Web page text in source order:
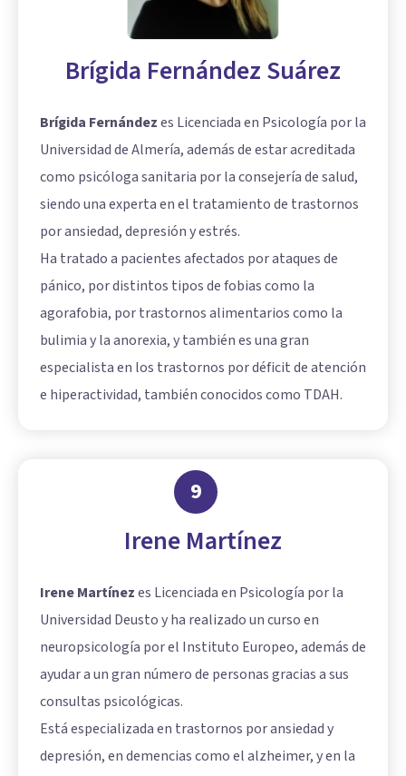
Brígida Fernández Suárez
Brígida Fernándezes Licenciada en Psicología por la
Universidad de Almería, además de estar acreditada
como psicóloga sanitaria por la consejería de salud,
siendo una experta en el tratamiento de trastornos
por ansiedad, depresión y estrés.
Ha tratado a pacientes afectados por ataques de
pánico, por distintos tipos de fobias como la
agorafobia, por trastornos alimentarios como la
bulimia y la anorexia, y también es una gran
especialista en los trastornos por déficit de atención
e hiperactividad, también conocidos como TDAH.
9
Irene Martínez
Irene Martínezes Licenciada en Psicología por la
Universidad Deusto y ha realizado un curso en
neuropsicología por el Instituto Europeo, además de
ayudar a un gran número de personas gracias a sus
consultas psicológicas.
Está especializada en trastornos por ansiedad y
depresión, en demencias como el alzheimer, y en la